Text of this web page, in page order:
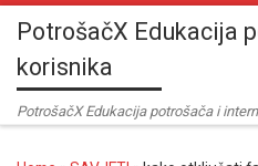
Skip to content
PotrošačX Edukacija
korisnika
PotrošačX Edukacija potrošača i